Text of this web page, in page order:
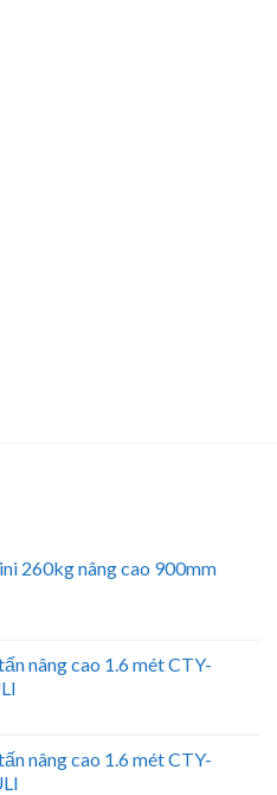
260kg nâng cao 900mm
nâng cao 1.6 mét CTY-
nâng cao 1.6 mét CTY-